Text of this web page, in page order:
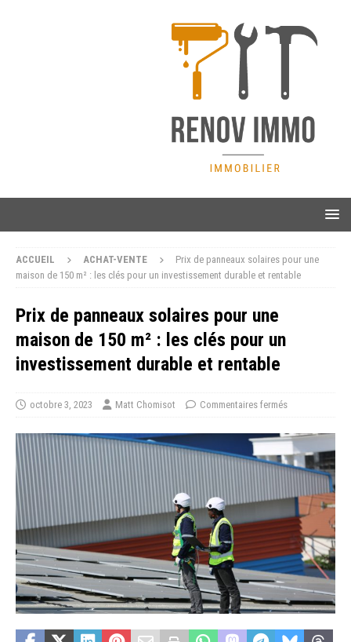
ACCUEIL ACHAT-VENTE
Prix de panneaux solaires pour une
maison de 150 m² : les clés pour un investissement durable et rentable
Prix de panneaux solaires pour une
maison de 150 m² : les clés pour un
investissement durable et rentable
octobre 3, 2023 Matt Chomisot Commentaires fermés